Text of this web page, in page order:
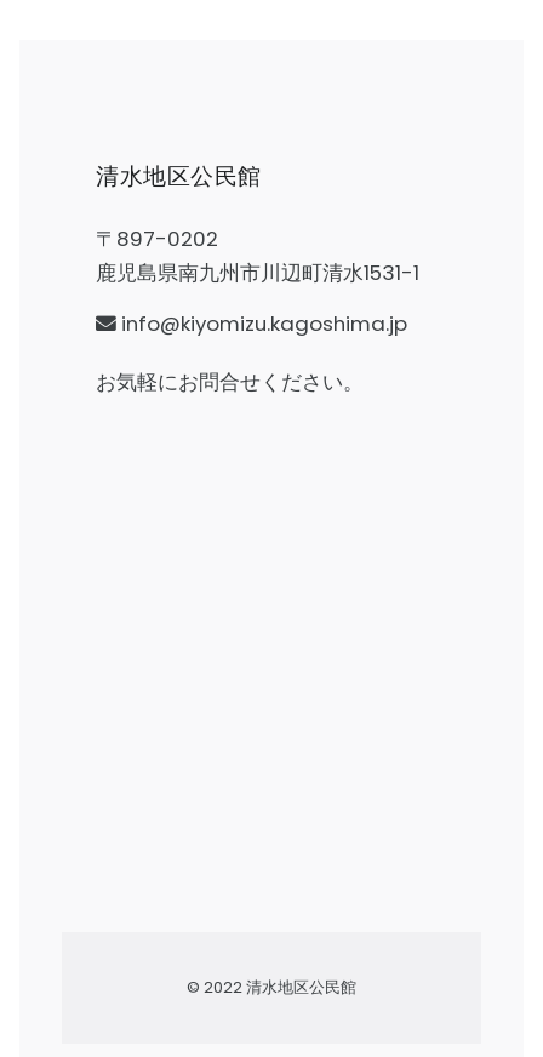
清水地区公民館
〒897-0202
鹿児島県南九州市川辺町清水1531-1
info@kiyomizu.kagoshima.jp
お気軽にお問合せください。
© 2022 清水地区公民館